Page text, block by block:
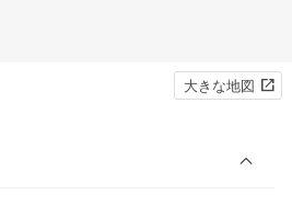
大きな地図